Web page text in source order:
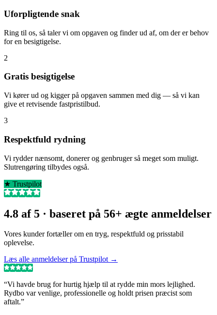
Uforpligtende snak
Ring til os, så taler vi om opgaven og finder ud af, om der er behov
for en besigtigelse.
2
Gratis besigtigelse
Vi kører ud og kigger på opgaven sammen med dig — så vi kan
give et retvisende fastpristilbud.
3
Respektfuld rydning
Vi rydder nænsomt, donerer og genbruger så meget som muligt.
Slutrengøring tilbydes også.
★ Trustpilot
4.8 af 5 · baseret på 56+ ægte anmeldelser
Vores kunder fortæller om en tryg, respektfuld og prisstabil
oplevelse.
Læs alle anmeldelser på Trustpilot →
“Vi havde brug for hurtig hjælp til at rydde min mors lejlighed.
Rydbo var venlige, professionelle og holdt prisen præcist som
aftalt.”